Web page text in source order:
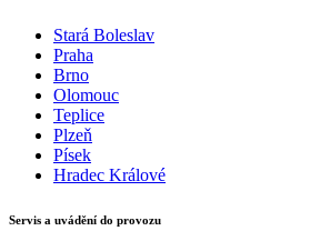
Stará Boleslav
Praha
Brno
Olomouc
Teplice
Plzeň
Písek
Hradec Králové
Servis a uvádění do provozu